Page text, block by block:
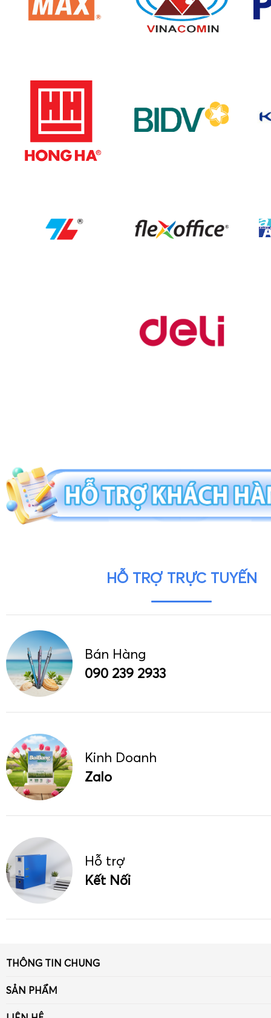
HỖ TRỢ TRỰC TUYẾN
Bán Hàng
090 239 2933
Kinh Doanh
Zalo
Hỗ trợ
Kết Nối
SẢN PHẨM
THÔNG TIN CHUNG